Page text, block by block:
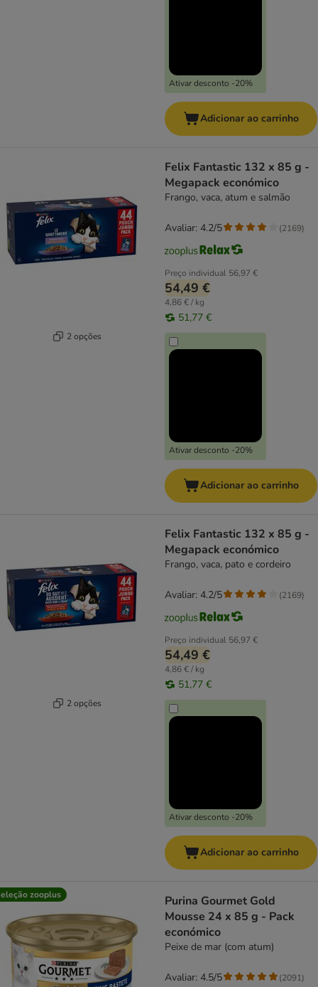
Ativar desconto -20%
Adicionar ao carrinho
2 opções
Felix Fantastic 132 x 85 g -
Megapack económico
Frango, vaca, atum e salmão
Preço individual 56,97 €
54,49 €
4,86 € / kg
51,77 €
Ativar desconto -20%
Avaliar: 4.2/5 (2169)
Adicionar ao carrinho
2 opções
Felix Fantastic 132 x 85 g -
Megapack económico
Frango, vaca, pato e cordeiro
Preço individual 56,97 €
54,49 €
4,86 € / kg
51,77 €
Ativar desconto -20%
Avaliar: 4.2/5 (2169)
Adicionar ao carrinho
zooplus
Purina Gourmet Gold
Mousse 24 x 85 g - Pack
económico
Peixe de mar (com atum)
Avaliar: 4.5/5 (2091)